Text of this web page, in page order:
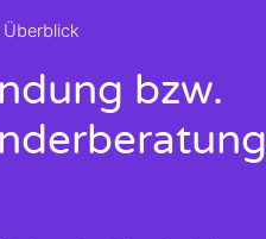
bzw.